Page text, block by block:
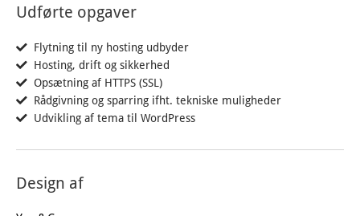
Udførte opgaver
Flytning til ny hosting udbyder
Hosting, drift og sikkerhed
Opsætning af HTTPS (SSL)
Rådgivning og sparring ifht. tekniske muligheder
Udvikling af tema til WordPress
Design af